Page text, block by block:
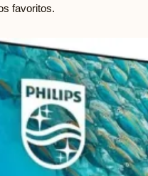
favoritos.